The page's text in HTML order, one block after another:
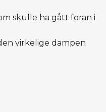
skulle ha gått foran i
virkelige dampen